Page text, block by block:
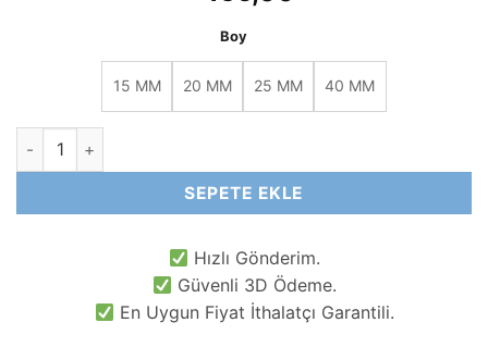
Boy
15 MM 20 MM 25 MM 40 MM
Ezik Başlı Gümüş Renkli Takı Çivisi adet
SEPETE EKLE
Hızlı Gönderim.
Güvenli 3D Ödeme.
En Uygun Fiyat İthalatçı Garantili.